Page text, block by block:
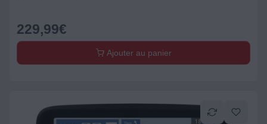
229,99€
Ajouter au panier